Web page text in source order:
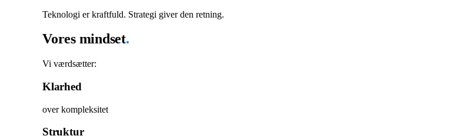
Teknologi er kraftfuld. Strategi giver den retning.
Vores mindset.
Vi værdsætter:
Klarhed
over kompleksitet
Struktur